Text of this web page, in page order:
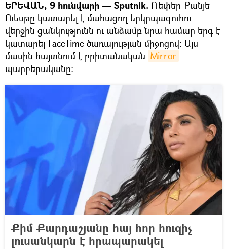
ԵՐԵՎԱՆ, 9 հունվարի — Sputnik. Ռեփեր Քանյե
Ուեսթը կատարել է մահացող երկրպագուհու
վերջին ցանկությունն ու անձամբ նրա համար երգ է
կատարել FaceTime ծառայության միջոցով։ Այս
մասին հայտնում է բրիտանական Mirror
պարբերականը։
Քիմ Քարդաշյանը հայ հոր հուզիչ
լուսանկարն է հրապարակել